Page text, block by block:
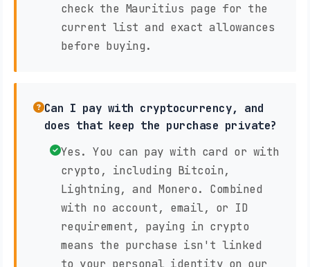
check the Mauritius page for the
current list and exact allowances
before buying.
Can I pay with cryptocurrency, and
does that keep the purchase private?
Yes. You can pay with card or with
crypto, including Bitcoin,
Lightning, and Monero. Combined
with no account, email, or ID
requirement, paying in crypto
means the purchase isn't linked
to your personal identity on our